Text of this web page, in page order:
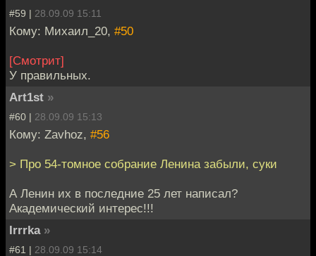
#59 | 28.09.09 15:11
Кому: Михаил_20, #50
[Смотрит]
У правильных.
Art1st »
#60 | 28.09.09 15:13
Кому: Zavhoz, #56
> Про 54-томное собрание Ленина забыли, суки
А Ленин их в последние 25 лет написал?
Академический интерес!!!
Irrrka »
#61 | 28.09.09 15:14